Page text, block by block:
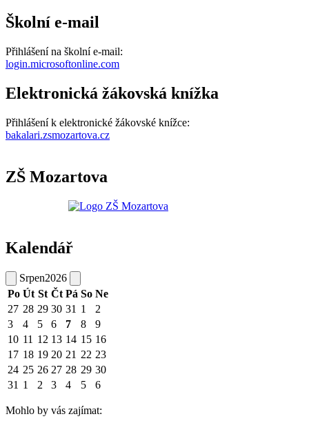
Školní e-mail
Přihlášení na školní e-mail:
login.microsoftonline.com
Elektronická žákovská knížka
Přihlášení k elektronické žákovské knížce:
bakalari.zsmozartova.cz
ZŠ Mozartova
Kalendář
Srpen2026
Po Út St Čt Pá So Ne
27 28 29 30 31 1
2
3
4 5 6 7 8
9
10 11 12 13 14 15 16
17 18 19 20 21 22 23
24 25 26 27 28 29 30
31 1 2 3 4 5 6
Mohlo by vás zajímat: